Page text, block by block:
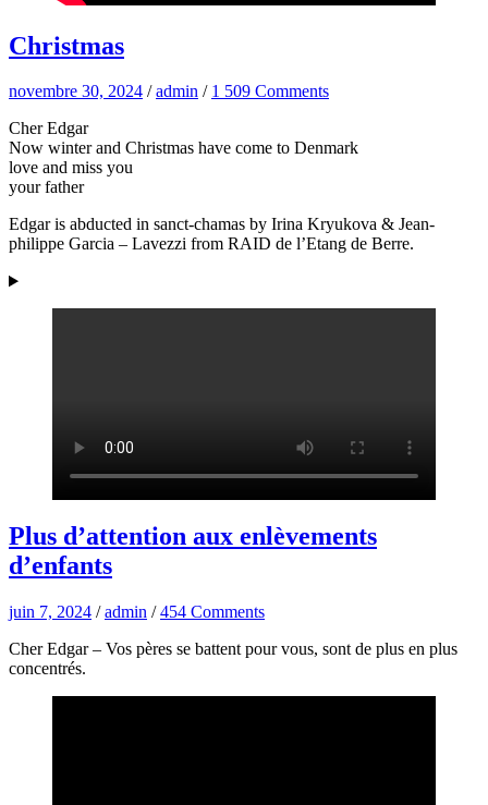
Christmas
novembre 30, 2024 /admin / 1 509 Comments
Cher Edgar
Now winter and Christmas have come to Denmark
love and miss you
your father
Edgar is abducted in sanct-chamas by Irina Kryukova & Jean-
philippe Garcia – Lavezzi from RAID de l’Etang de Berre.
Plus d’attention aux enlèvements
d’enfants
juin 7, 2024 /admin /454 Comments
Cher Edgar – Vos pères se battent pour vous, sont de plus en plus
concentrés.